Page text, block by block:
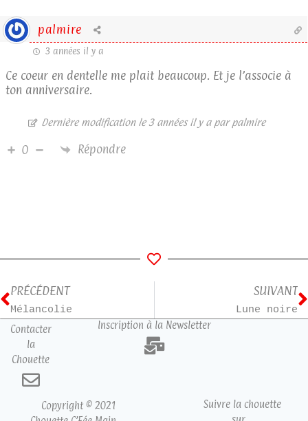
palmire
3 années il y a
Ce coeur en dentelle me plait beaucoup. Et je l’associe à
ton anniversaire.
Dernière modification le 3 années il y a par palmire
0 Répondre
PRÉCÉDENT
Mélancolie
SUIVANT
Lune noire
Contacter
la
Chouette
Inscription à la Newsletter
Copyright © 2021
Suivre la chouette